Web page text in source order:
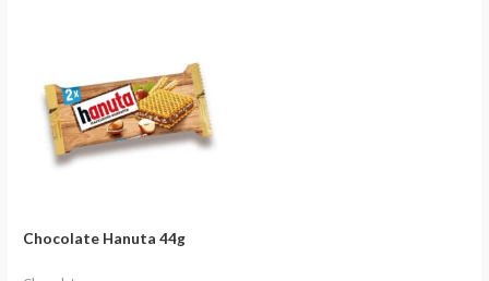
Chocolate Hanuta 44g